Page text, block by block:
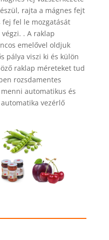
rajta a mágnes fejt
fej fel le mozgatását
. A raklap
emelővel oldjuk
pálya viszi ki és külön
raklap méreteket tud
rozsdamentes
automatikus és
vezérlő